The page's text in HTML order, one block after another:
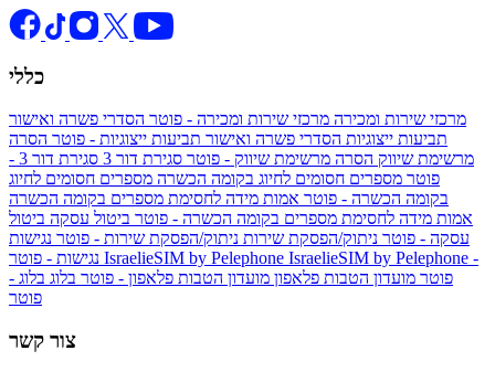
כללי
מרכזי שירות ומכירה מרכזי שירות ומכירה - פוטר הסדרי פשרה ואישור
תביעות ייצוגיות הסדרי פשרה ואישור תביעות ייצוגיות - פוטר הסרה
מרשימת שיווק הסרה מרשימת שיווק - פוטר סגירת דור 3
סגירת דור 3 -
פוטר מספרים חסומים לחיוג בקומה הכשרה מספרים חסומים לחיוג
בקומה הכשרה - פוטר אמות מידה לחסימת מספרים בקומה הכשרה
אמות מידה לחסימת מספרים בקומה הכשרה - פוטר ביטול עסקה ביטול
עסקה - פוטר ניתוק/הפסקת שירות ניתוק/הפסקת שירות - פוטר נגישות
IsraelieSIM by Pelephone IsraelieSIM by Pelephone -
פוטר מועדון הטבות פלאפון מועדון הטבות פלאפון - פוטר בלוג בלוג -
פוטר
צור קשר